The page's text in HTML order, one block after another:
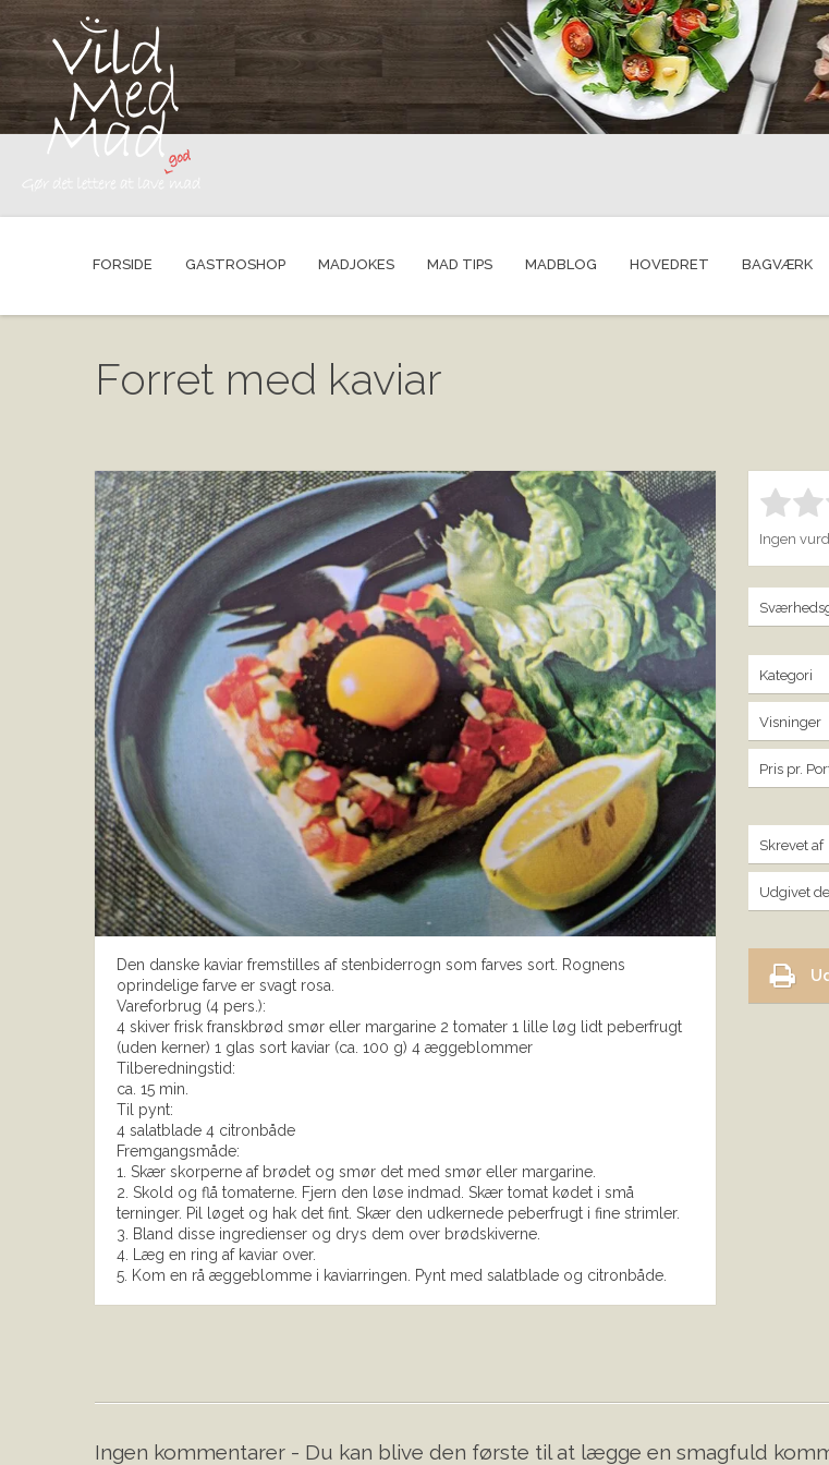
FORSIDE GASTROSHOP MADJOKES MAD TIPS MADBLOG HOVEDRET BAGVÆRK
Forret med kaviar
Bedøm
Ingen
Kategori
Visninger
Pris pr.
Skrevet af
Udgivet
Den danske kaviar fremstilles af stenbiderrogn som farves sort. Rognens
oprindelige farve er svagt rosa.
Vareforbrug (4 pers.):
4 skiver frisk franskbrød smør eller margarine 2 tomater 1 lille løg lidt peberfrugt
(uden kerner) 1 glas sort kaviar (ca. 100 g) 4 æggeblommer
Tilberedningstid:
ca. 15 min.
Til pynt:
4 salatblade 4 citronbåde
Fremgangsmåde:
1. Skær skorperne af brødet og smør det med smør eller margarine.
2. Skold og flå tomaterne. Fjern den løse indmad. Skær tomat kødet i små
terninger. Pil løget og hak det fint. Skær den udkernede peberfrugt i fine strimler.
3. Bland disse ingredienser og drys dem over brødskiverne.
4. Læg en ring af kaviar over.
5. Kom en rå æggeblomme i kaviarringen. Pynt med salatblade og citronbåde.
Ingen kommentarer - Du kan blive den første til at lægge en smagfuld